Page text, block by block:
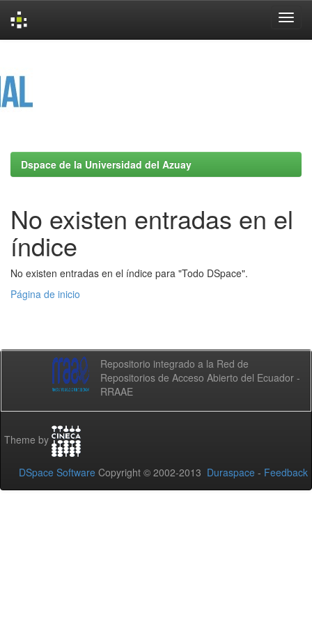
Dspace de la Universidad del Azuay
No existen entradas en el
índice
No existen entradas en el índice para "Todo DSpace".
Página de inicio
Repositorio integrado a la Red de
Repositorios de Acceso Abierto del Ecuador -
RRAAE
Theme by
DSpace Software Copyright © 2002-2013 Duraspace - Feedback